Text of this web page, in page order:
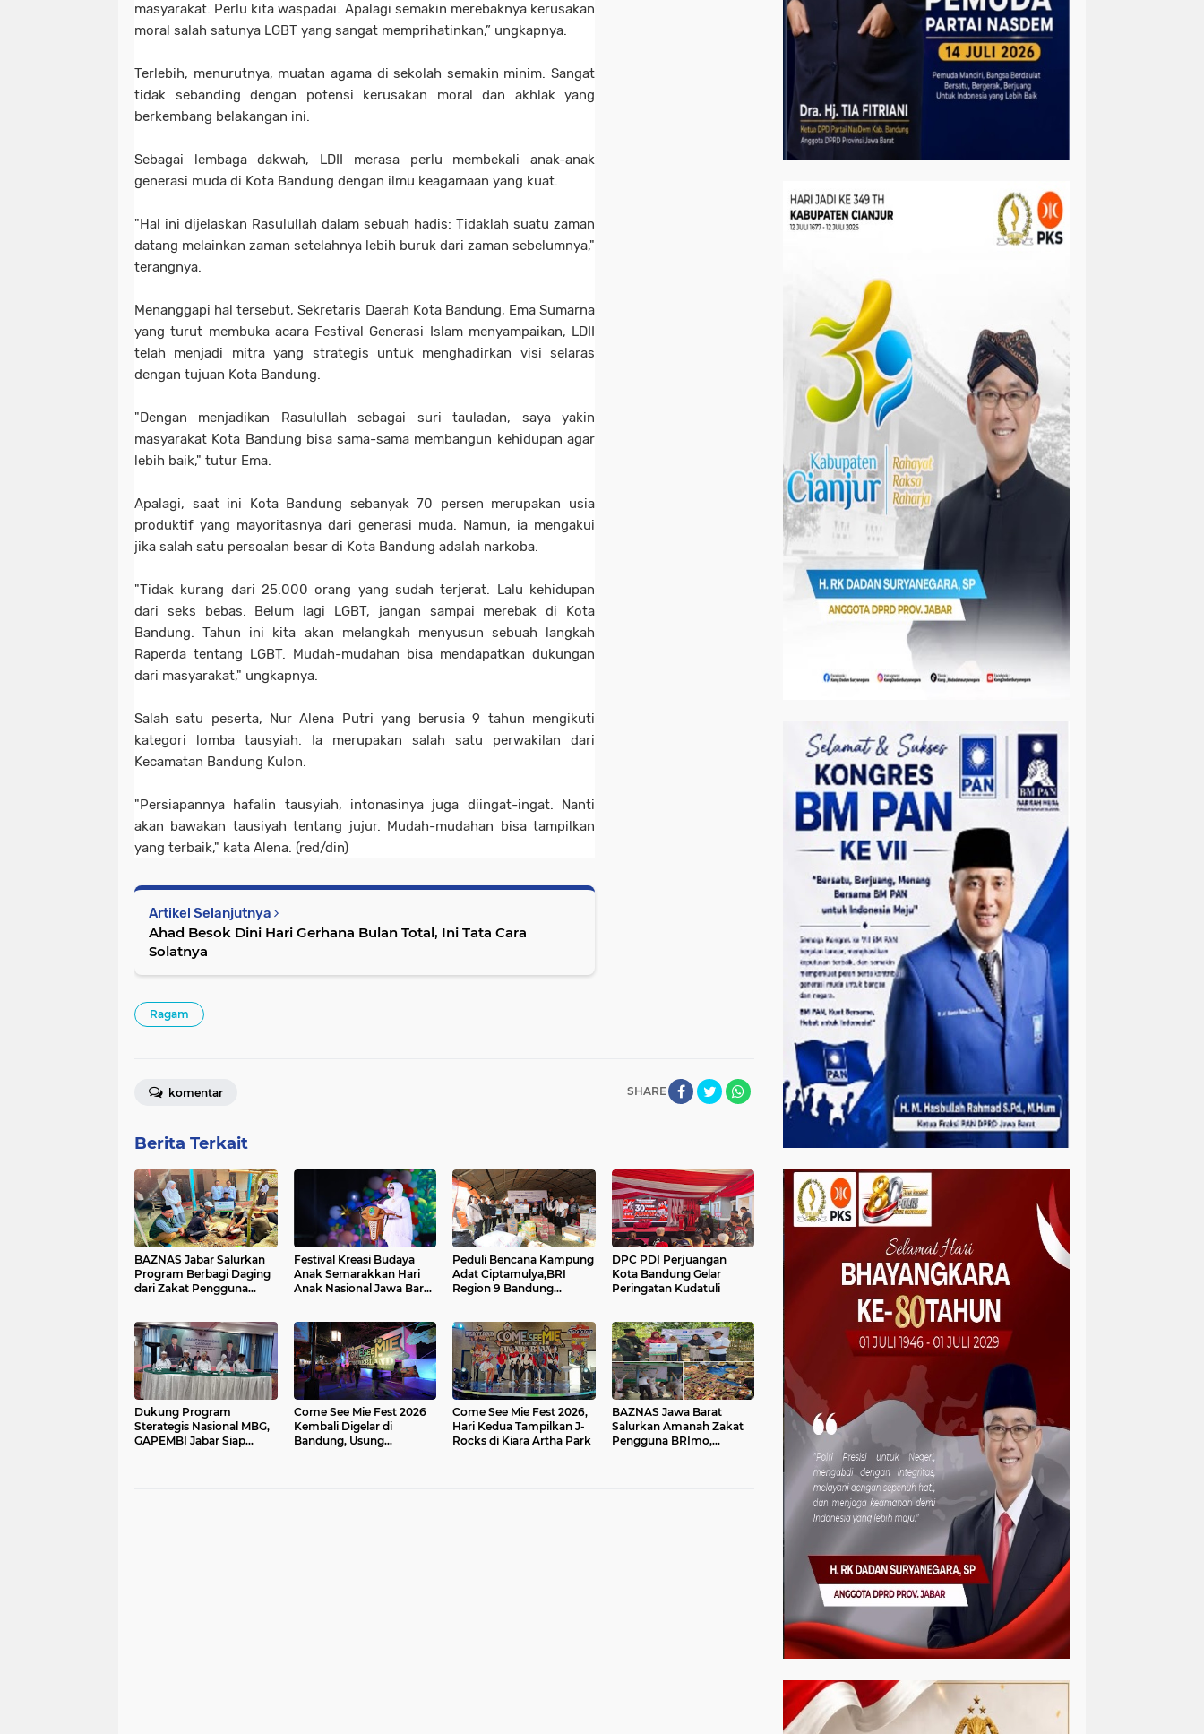
masyarakat. Perlu kita waspadai. Apalagi semakin merebaknya kerusakan
moral salah satunya LGBT yang sangat memprihatinkan,” ungkapnya.
Terlebih, menurutnya, muatan agama di sekolah semakin minim. Sangat
tidak sebanding dengan potensi kerusakan moral dan akhlak yang
berkembang belakangan ini.
Sebagai lembaga dakwah, LDII merasa perlu membekali anak-anak
generasi muda di Kota Bandung dengan ilmu keagamaan yang kuat.
"Hal ini dijelaskan Rasulullah dalam sebuah hadis: Tidaklah suatu zaman
datang melainkan zaman setelahnya lebih buruk dari zaman sebelumnya,"
terangnya.
Menanggapi hal tersebut, Sekretaris Daerah Kota Bandung, Ema Sumarna
yang turut membuka acara Festival Generasi Islam menyampaikan, LDII
telah menjadi mitra yang strategis untuk menghadirkan visi selaras
dengan tujuan Kota Bandung.
"Dengan menjadikan Rasulullah sebagai suri tauladan, saya yakin
masyarakat Kota Bandung bisa sama-sama membangun kehidupan agar
lebih baik," tutur Ema.
Apalagi, saat ini Kota Bandung sebanyak 70 persen merupakan usia
produktif yang mayoritasnya dari generasi muda. Namun, ia mengakui
jika salah satu persoalan besar di Kota Bandung adalah narkoba.
"Tidak kurang dari 25.000 orang yang sudah terjerat. Lalu kehidupan
dari seks bebas. Belum lagi LGBT, jangan sampai merebak di Kota
Bandung. Tahun ini kita akan melangkah menyusun sebuah langkah
Raperda tentang LGBT. Mudah-mudahan bisa mendapatkan dukungan
dari masyarakat," ungkapnya.
Salah satu peserta, Nur Alena Putri yang berusia 9 tahun mengikuti
kategori lomba tausyiah. Ia merupakan salah satu perwakilan dari
Kecamatan Bandung Kulon.
"Persiapannya hafalin tausyiah, intonasinya juga diingat-ingat. Nanti
akan bawakan tausiyah tentang jujur. Mudah-mudahan bisa tampilkan
yang terbaik," kata Alena. (red/din)
Artikel Selanjutnya
Ahad Besok Dini Hari Gerhana Bulan Total, Ini Tata Cara
Solatnya
Ragam
SHARE
komentar
Berita Terkait
BAZNAS Jabar Salurkan
Program Berbagi Daging
dari Zakat Pengguna
Festival Kreasi Budaya
Anak Semarakkan Hari
Anak Nasional Jawa Barat
Budaya Sunda
Peduli Bencana Kampung
Adat Ciptamulya,BRI
Region 9 Bandung
Bersama YBM BRILian
DPC PDI Perjuangan
Kota Bandung Gelar
Peringatan Kudatuli
Dukung Program
Sterategis Nasional MBG,
GAPEMBI Jabar Siap
Come See Mie Fest 2026
Kembali Digelar di
Bandung, Usung
Come See Mie Fest 2026,
Hari Kedua Tampilkan J-
Rocks di Kiara Artha Park
BAZNAS Jawa Barat
Salurkan Amanah Zakat
Pengguna BRImo,